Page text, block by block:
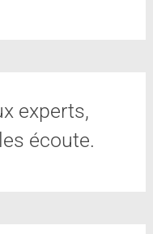
experts,
écoute.